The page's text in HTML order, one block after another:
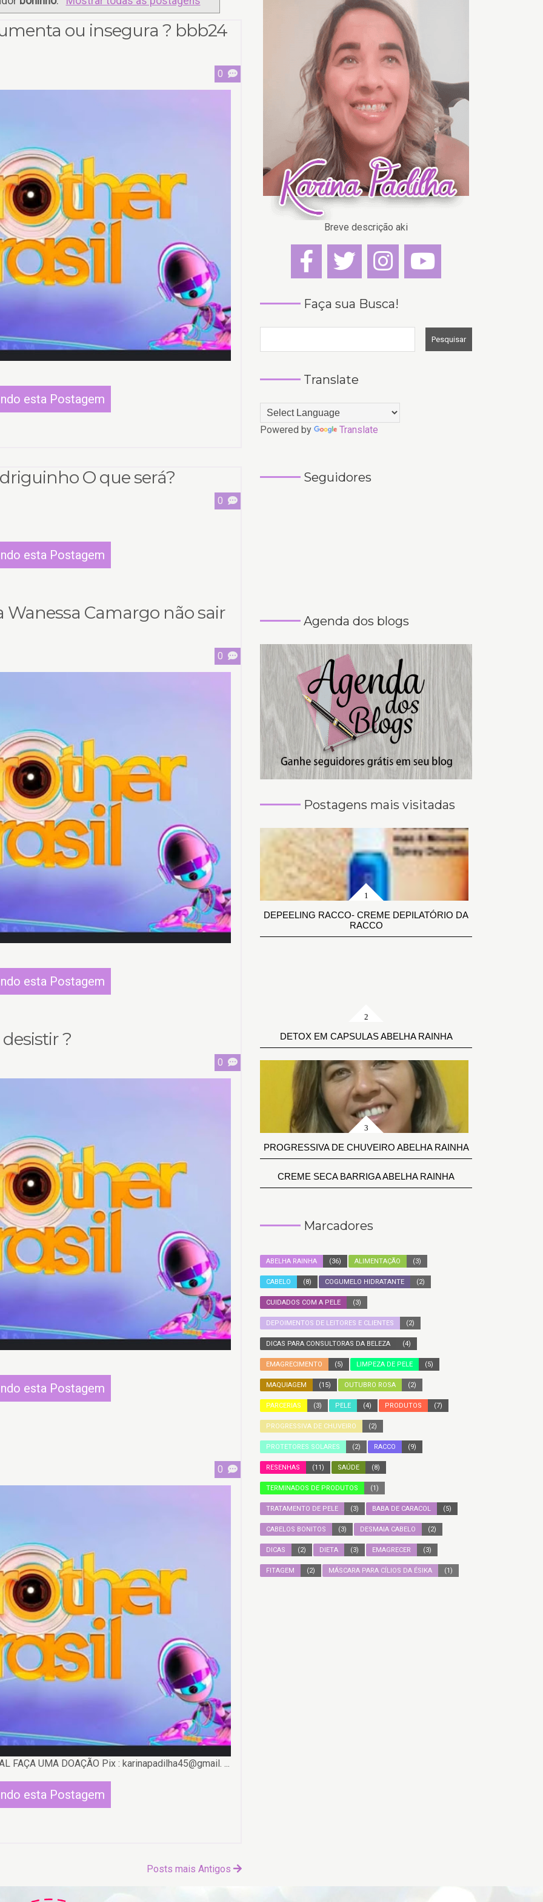
ou insegura ? bbb24
0
esta Postagem
O que será?
0
esta Postagem
Camargo não sair
0
esta Postagem
?
0
esta Postagem
0
FAÇA UMA DOAÇÃO Pix : karinapadilha45@gmail. ...
esta Postagem
Posts mais Antigos
Breve descrição aki
Faça sua Busca!
Translate
Powered by Translate
Seguidores
Agenda dos blogs
Postagens mais visitadas
DEPEELING RACCO- CREME DEPILATÓRIO DA
RACCO
DETOX EM CAPSULAS ABELHA RAINHA
PROGRESSIVA DE CHUVEIRO ABELHA RAINHA
CREME SECA BARRIGA ABELHA RAINHA
Marcadores
ABELHA RAINHA (36) ALIMENTAÇÃO (3)
CABELO (8) COGUMELO HIDRATANTE (2)
CUIDADOS COM A PELE (3)
DEPOIMENTOS DE LEITORES E CLIENTES (2)
DICAS PARA CONSULTORAS DA BELEZA (4)
EMAGRECIMENTO (5) LIMPEZA DE PELE (5)
MAQUIAGEM (15) OUTUBRO ROSA (2)
PARCERIAS (3) PELE (4) PRODUTOS (7)
PROGRESSIVA DE CHUVEIRO (2)
PROTETORES SOLARES (2) RACCO (9)
RESENHAS (11) SAÚDE (8)
TERMINADOS DE PRODUTOS (1)
TRATAMENTO DE PELE (3) BABA DE CARACOL (5)
CABELOS BONITOS (3) DESMAIA CABELO (2)
DICAS (2) DIETA (3) EMAGRECER (3)
FITAGEM (2) MÁSCARA PARA CÍLIOS DA ÉSIKA (1)